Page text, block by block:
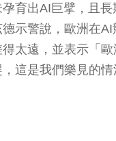
育出AI巨擘，且長
示警說，歐洲在AI
太遠，並表示「
這是我們樂見的情